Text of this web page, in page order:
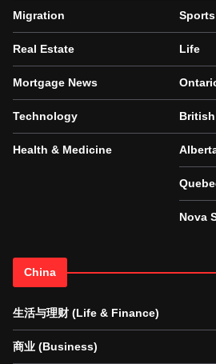
Migration
Real Estate
Mortgage News
Technology
Health & Medicine
Sports
Life
Nova
China
生活与理财 (Life & Finance)
商业 (Business)